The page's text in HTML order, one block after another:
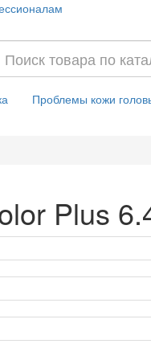
Проблемы кожи
Plus